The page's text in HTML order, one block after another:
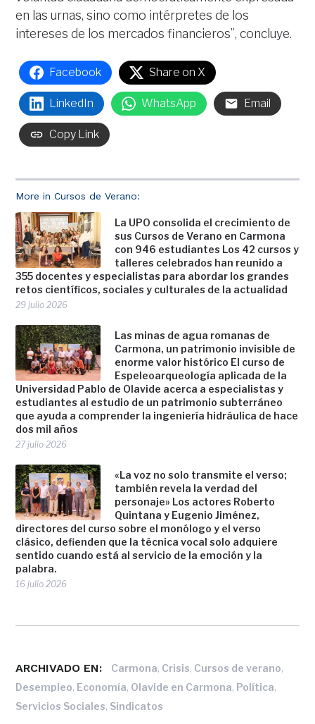
More in Cursos de Verano:
La UPO consolida el crecimiento de
sus Cursos de Verano en Carmona
con 946 estudiantes Los 42 cursos y
talleres celebrados han reunido a
355 docentes y especialistas para abordar los grandes
retos científicos, sociales y culturales de la actualidad
29 julio 2026
Las minas de agua romanas de
Carmona, un patrimonio invisible de
enorme valor histórico El curso de
Espeleoarqueología aplicada de la
Universidad Pablo de Olavide acerca a especialistas y
estudiantes al estudio de un patrimonio subterráneo
que ayuda a comprender la ingeniería hidráulica de hace
dos mil años
27 julio 2026
«La voz no solo transmite el verso;
también revela la verdad del
personaje» Los actores Roberto
Quintana y Eugenio Jiménez,
directores del curso sobre el monólogo y el verso
clásico, defienden que la técnica vocal solo adquiere
sentido cuando está al servicio de la emoción y la
palabra.
16 julio 2026
en las urnas, sino como intérpretes de los
intereses de los mercados financieros”, concluye.
Facebook Share on X
LinkedIn WhatsApp Email
Copy Link
ARCHIVADO EN: Carmona, Crisis, Cursos de verano,
Desempleo, Economía, Olavide en Carmona, Política,
Servicios Sociales, Sindicatos